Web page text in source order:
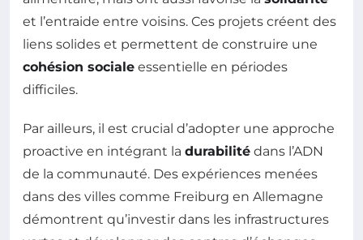
et l’entraide entre voisins. Ces projets créent des
liens solides et permettent de construire une
cohésion sociale essentielle en périodes
difficiles.
Par ailleurs, il est crucial d’adopter une approche
proactive en intégrant la durabilité dans l’ADN
de la communauté. Des expériences menées
dans des villes comme Freiburg en Allemagne
démontrent qu’investir dans les infrastructures